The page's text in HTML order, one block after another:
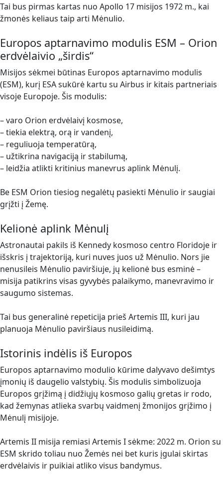
Tai bus pirmas kartas nuo Apollo 17 misijos 1972 m., kai
žmonės keliaus taip arti Mėnulio.
Europos aptarnavimo modulis ESM – Orion
erdvėlaivio „širdis“
Misijos sėkmei būtinas Europos aptarnavimo modulis
(ESM), kurį ESA sukūrė kartu su Airbus ir kitais partneriais
visoje Europoje. Šis modulis:
– varo Orion erdvėlaivį kosmose,
– tiekia elektrą, orą ir vandenį,
– reguliuoja temperatūrą,
– užtikrina navigaciją ir stabilumą,
– leidžia atlikti kritinius manevrus aplink Mėnulį.
Be ESM Orion tiesiog negalėtų pasiekti Mėnulio ir saugiai
grįžti į Žemę.
Kelionė aplink Mėnulį
Astronautai pakils iš Kennedy kosmoso centro Floridoje ir
išskris į trajektoriją, kuri nuves juos už Mėnulio. Nors jie
nenusileis Mėnulio paviršiuje, jų kelionė bus esminė –
misija patikrins visas gyvybės palaikymo, manevravimo ir
saugumo sistemas.
Tai bus generalinė repeticija prieš Artemis III, kuri jau
planuoja Mėnulio paviršiaus nusileidimą.
Istorinis indėlis iš Europos
Europos aptarnavimo modulio kūrime dalyvavo dešimtys
įmonių iš daugelio valstybių. Šis modulis simbolizuoja
Europos grįžimą į didžiųjų kosmoso galių gretas ir rodo,
kad žemynas atlieka svarbų vaidmenį žmonijos grįžimo į
Mėnulį misijoje.
Artemis II misija remiasi Artemis I sėkme: 2022 m. Orion su
ESM skrido toliau nuo Žemės nei bet kuris įgulai skirtas
erdvėlaivis ir puikiai atliko visus bandymus.